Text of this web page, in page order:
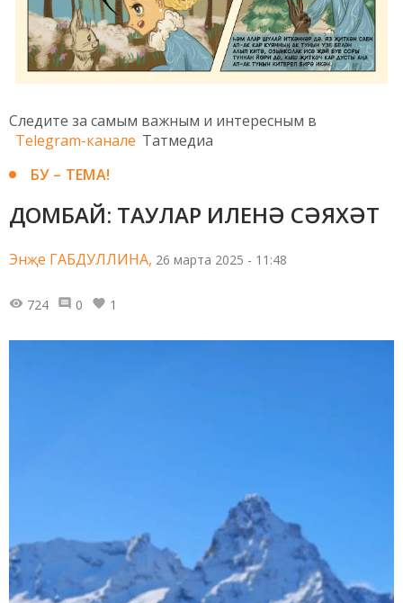
Следите за самым важным и интересным в
Telegram-канале Татмедиа
БУ – ТЕМА!
ДОМБАЙ: ТАУЛАР ИЛЕНӘ СӘЯХӘТ
Энҗе ГАБДУЛЛИНА, 26 марта 2025 - 11:48
724 0 1